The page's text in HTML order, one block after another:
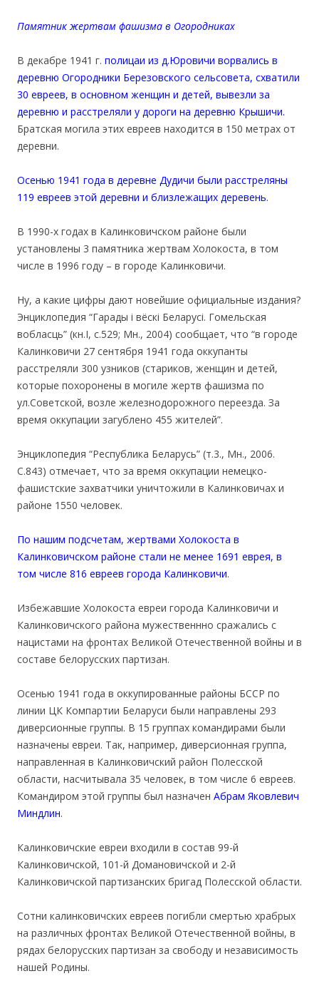
Памятник жертвам фашизма в Огородниках
В декабре 1941 г. полицаи из д.Юровичи ворвались в
деревню Огородники Березовского сельсовета, схватили
30 евреев, в основном женщин и детей, вывезли за
деревню и расстреляли у дороги на деревню Крышичи.
Братская могила этих евреев находится в 150 метрах от
деревни.
Осенью 1941 года в деревне Дудичи были расстреляны
119 евреев этой деревни и близлежащих деревень.
В 1990-х годах в Калинковичском районе были
установлены 3 памятника жертвам Холокоста, в том
числе в 1996 году – в городе Калинковичи.
Ну, а какие цифры дают новейшие официальные издания?
Энциклопедия “Гарады і вёскі Беларусі. Гомельская
вобласць” (кн.I, с.529; Мн., 2004) сообщает, что “в городе
Калинковичи 27 сентября 1941 года оккупанты
расстреляли 300 узников (стариков, женщин и детей,
которые похоронены в могиле жертв фашизма по
ул.Советской, возле железнодорожного переезда. За
время оккупации загублено 455 жителей”.
Энциклопедия “Республика Беларусь” (т.3., Мн., 2006.
С.843) отмечает, что за время оккупации немецко-
фашистские захватчики уничтожили в Калинковичах и
районе 1550 человек.
По нашим подсчетам, жертвами Холокоста в
Калинковичском районе стали не менее 1691 еврея, в
том числе 816 евреев города Калинковичи.
Избежавшие Холокоста евреи города Калинковичи и
Калинковичского района мужественнно сражались с
нацистами на фронтах Великой Отечественной войны и в
составе белорусских партизан.
Осенью 1941 года в оккупированные районы БССР по
линии ЦК Компартии Беларуси были направлены 293
диверсионные группы. В 15 группах командирами были
назначены евреи. Так, например, диверсионная группа,
направленная в Калинковичский район Полесской
области, насчитывала 35 человек, в том числе 6 евреев.
Командиром этой группы был назначен Абрам Яковлевич
Миндлин.
Калинковичские евреи входили в состав 99-й
Калинковичской, 101-й Домановичской и 2-й
Калинковичской партизанских бригад Полесской области.
Сотни калинковичских евреев погибли смертью храбрых
на различных фронтах Великой Отечественной войны, в
рядах белорусских партизан за свободу и независимость
нашей Родины.